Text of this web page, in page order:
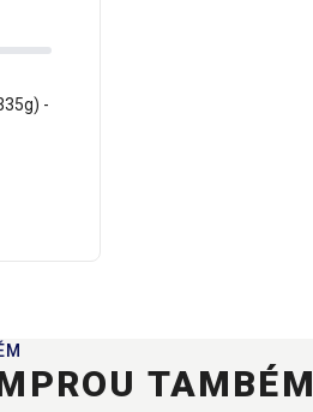
-
TAMBÉM